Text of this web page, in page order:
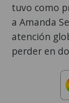
tuvo como
a Amanda
atención
perder en